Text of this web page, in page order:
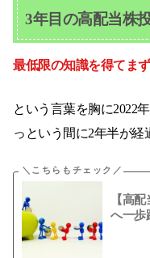
3年目の高配当株
最低限の知識を得てま
という言葉を胸に2022
っという間に2年半が経
【高
へ一歩